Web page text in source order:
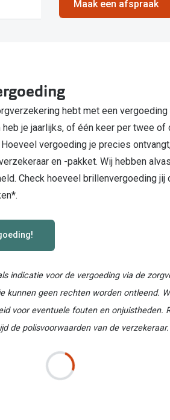
Maak een afspraak
hebt met een vergoeding
je jaarlijks, of één keer per twee of
vergoeding je precies
en -pakket. Wij hebben
Check hoeveel brillenvergoeding jij
indicatie voor de vergoeding via de
kunnen geen rechten worden ontleend.
voor eventuele fouten en onjuistheden.
de polisvoorwaarden van de verzekeraar.